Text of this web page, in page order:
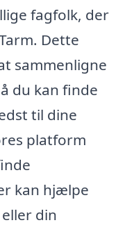
fagfolk, der
Dette
sammenligne
du kan finde
til dine
platform
kan hjælpe
din